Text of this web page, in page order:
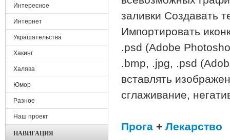
заливки Создавать
Импортировать
.psd (Adobe
.bmp, .jpg, .psd
вставлять
сглаживание,
Прога + Лекарство
Интересное
Интернет
Украшательства
Хакинг
Халява
Юмор
Разное
Наш проект
НАВИГАЦИЯ